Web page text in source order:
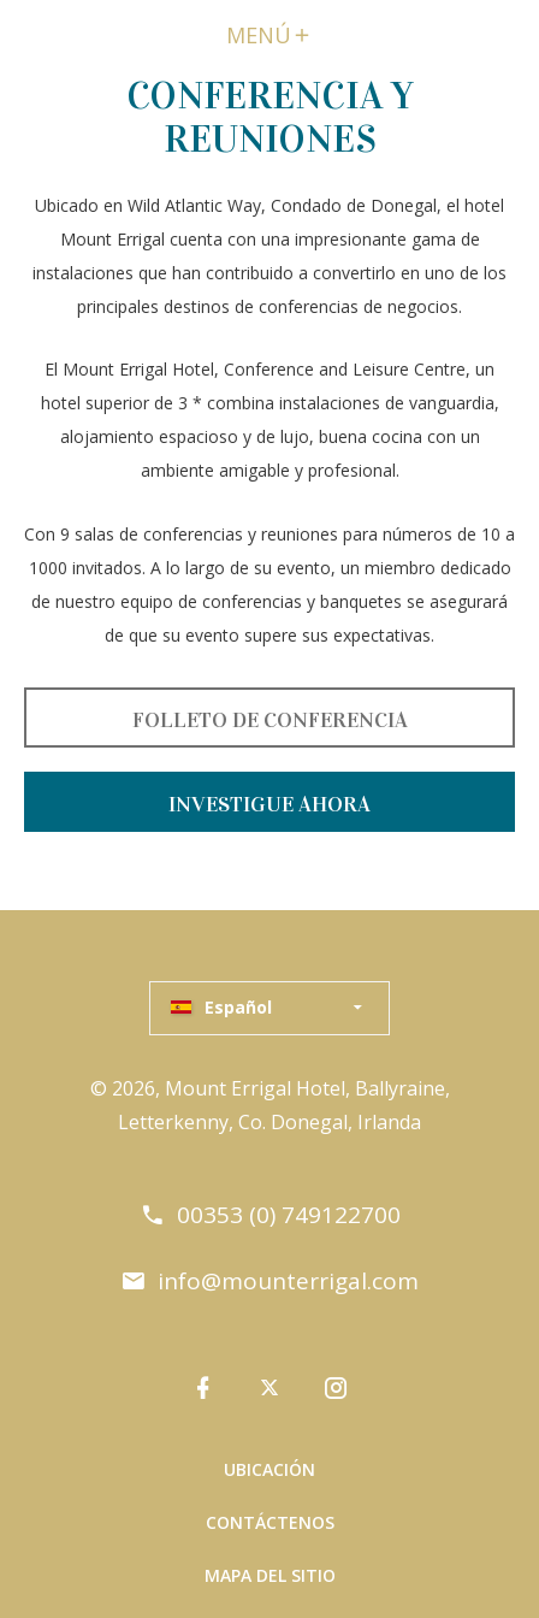
MENÚ
CONFERENCIA Y
REUNIONES
Ubicado en Wild Atlantic Way, Condado de Donegal, el hotel
Mount Errigal cuenta con una impresionante gama de
instalaciones que han contribuido a convertirlo en uno de los
principales destinos de conferencias de negocios.
El Mount Errigal Hotel, Conference and Leisure Centre, un
hotel superior de 3 * combina instalaciones de vanguardia,
alojamiento espacioso y de lujo, buena cocina con un
ambiente amigable y profesional.
Con 9 salas de conferencias y reuniones para números de 10 a
1000 invitados. A lo largo de su evento, un miembro dedicado
de nuestro equipo de conferencias y banquetes se asegurará
de que su evento supere sus expectativas.
FOLLETO DE CONFERENCIA
INVESTIGUE AHORA
Español
© 2026, Mount Errigal Hotel, Ballyraine,
Letterkenny, Co. Donegal, Irlanda
00353 (0) 749122700
info@mounterrigal.com
UBICACIÓN
CONTÁCTENOS
MAPA DEL SITIO